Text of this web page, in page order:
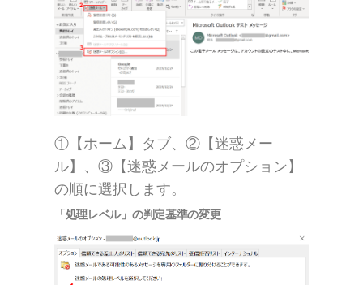
①【ホーム】タブ、②【迷惑メー
ル】、③【迷惑メールのオプション】
の順に選択します。
「処理レベル」の判定基準の変更